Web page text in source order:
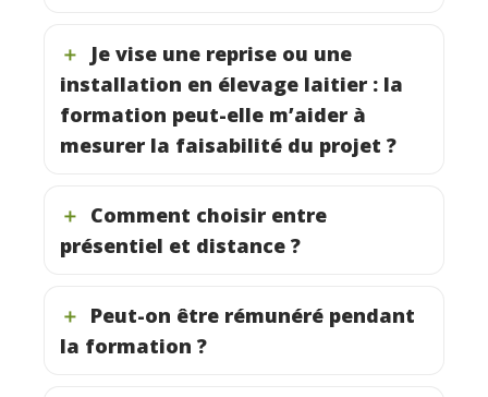
Je vise une reprise ou une
installation en élevage laitier : la
formation peut-elle m’aider à
mesurer la faisabilité du projet ?
Comment choisir entre
présentiel et distance ?
Peut-on être rémunéré pendant
la formation ?